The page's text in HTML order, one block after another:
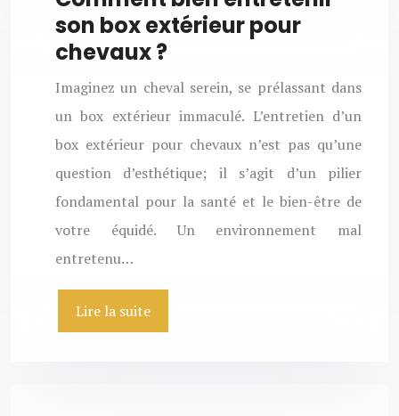
son box extérieur pour
chevaux ?
Imaginez un cheval serein, se prélassant dans
un box extérieur immaculé. L’entretien d’un
box extérieur pour chevaux n’est pas qu’une
question d’esthétique; il s’agit d’un pilier
fondamental pour la santé et le bien-être de
votre équidé. Un environnement mal
entretenu…
Lire la suite